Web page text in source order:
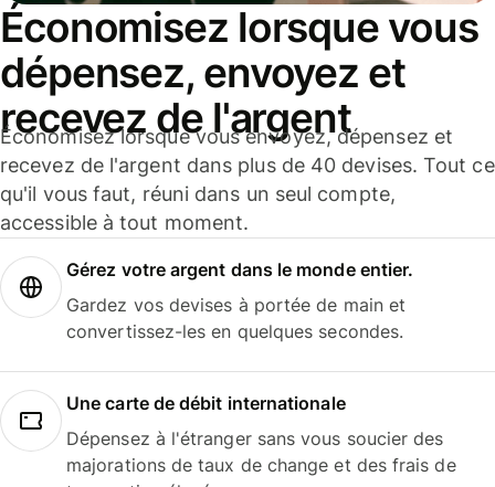
Économisez lorsque vous
dépensez, envoyez et
recevez de l'argent
Économisez lorsque vous envoyez, dépensez et
recevez de l'argent dans plus de 40 devises. Tout ce
qu'il vous faut, réuni dans un seul compte,
accessible à tout moment.
Gérez votre argent dans le monde entier.
Gardez vos devises à portée de main et
convertissez-les en quelques secondes.
Une carte de débit internationale
Dépensez à l'étranger sans vous soucier des
majorations de taux de change et des frais de